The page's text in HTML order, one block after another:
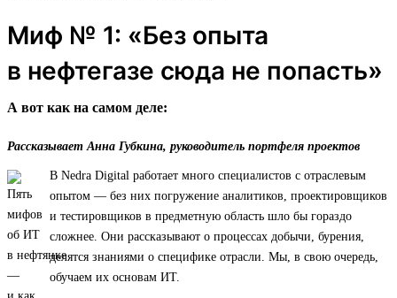
Миф № 1: «Без опыта
в нефтегазе сюда не попасть»
А вот как на самом деле:
Рассказывает Анна Губкина, руководитель портфеля проектов
В Nedra Digital работает много специалистов с отраслевым
опытом — без них погружение аналитиков, проектировщиков
и тестировщиков в предметную область шло бы гораздо
сложнее. Они рассказывают о процессах добычи, бурения,
делятся знаниями о специфике отрасли. Мы, в свою очередь,
обучаем их основам ИТ.